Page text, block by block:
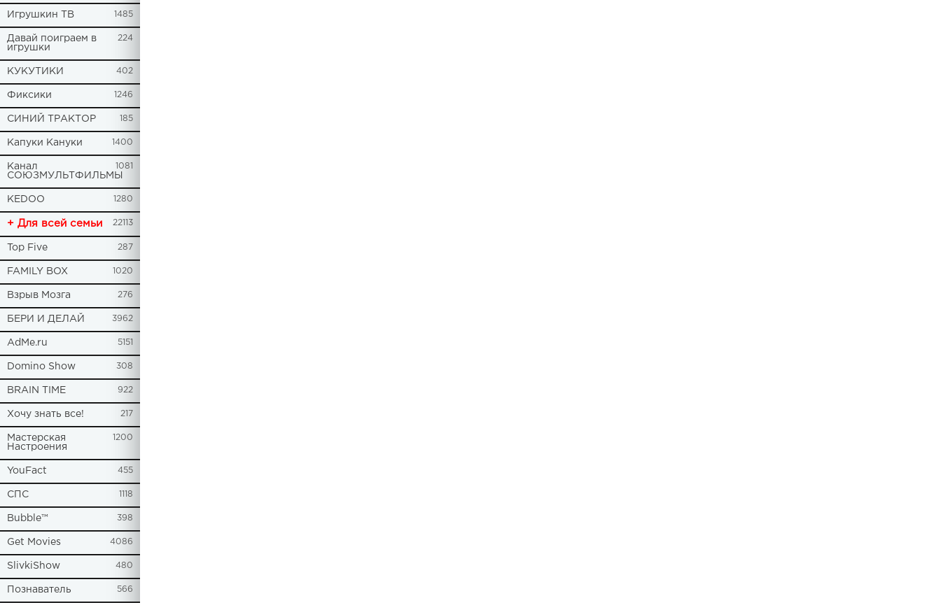
Игрушкин ТВ 1485
Давай поиграем в
игрушки
224
КУКУТИКИ 402
Фиксики 1246
СИНИЙ ТРАКТОР 185
Капуки Кануки 1400
Канал
СОЮЗМУЛЬТФИЛЬМЫ
1081
KEDOO 1280
+ Для всей семьи 22113
Top Five 287
FAMILY BOX 1020
Взрыв Мозга 276
БЕРИ И ДЕЛАЙ 3962
AdMe.ru 5151
Domino Show 308
BRAIN TIME 922
Хочу знать все! 217
Мастерская
Настроения
1200
YouFact 455
СПС 1118
Bubble™ 398
Get Movies 4086
SlivkiShow 480
Познаватель 566